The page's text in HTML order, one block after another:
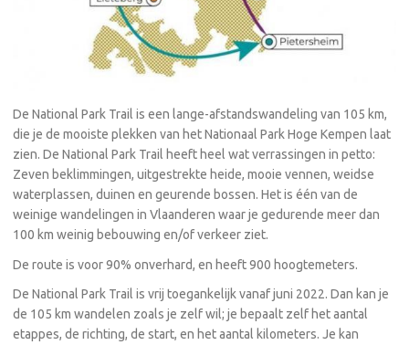
De National Park Trail is een lange-afstandswandeling van 105 km,
die je de mooiste plekken van het Nationaal Park Hoge Kempen laat
zien. De National Park Trail heeft heel wat verrassingen in petto:
Zeven beklimmingen, uitgestrekte heide, mooie vennen, weidse
waterplassen, duinen en geurende bossen. Het is één van de
weinige wandelingen in Vlaanderen waar je gedurende meer dan
100 km weinig bebouwing en/of verkeer ziet.
De route is voor 90% onverhard, en heeft 900 hoogtemeters.
De National Park Trail is vrij toegankelijk vanaf juni 2022. Dan kan je
de 105 km wandelen zoals je zelf wil; je bepaalt zelf het aantal
etappes, de richting, de start, en het aantal kilometers. Je kan